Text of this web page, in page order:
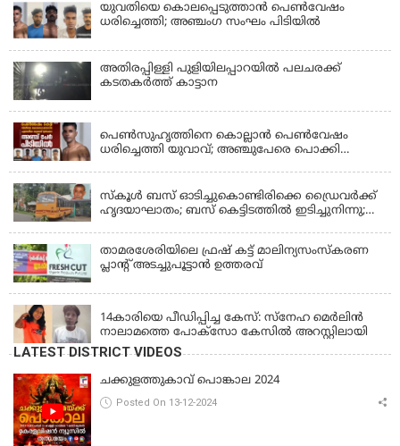
യുവതിയെ കൊലപ്പെടുത്താൻ പെൺവേഷം
ധരിച്ചെത്തി; അഞ്ചംഗ സംഘം പിടിയിൽ
അതിരപ്പിള്ളി പുളിയിലപ്പാറയിൽ പലചരക്ക്
കടതകർത്ത് കാട്ടാന
പെണ്‍സുഹൃത്തിനെ കൊല്ലാന്‍ പെണ്‍വേഷം
ധരിച്ചെത്തി യുവാവ്; അഞ്ചുപേരെ പൊക്കി
സ്കൂൾ ബസ് ഓടിച്ചുകൊണ്ടിരിക്കെ ഡ്രൈവർക്ക്
ഹൃദയാഘാതം; ബസ് കെട്ടിടത്തിൽ ഇടിച്ചുനിന്നു;
താമരശേരിയിലെ ഫ്രഷ് കട്ട് മാലിന്യസംസ്കരണ
പ്ലാന്റ് അടച്ചുപൂട്ടാൻ ഉത്തരവ്
14കാരിയെ പീഡിപ്പിച്ച കേസ്: സ്നേഹ മെർലിൻ
നാലാമത്തെ പോക്‌സോ കേസിൽ അറസ്റ്റിലായി
LATEST DISTRICT VIDEOS
ചക്കുളത്തുകാവ് പൊങ്കാല 2024
Posted On 13-12-2024